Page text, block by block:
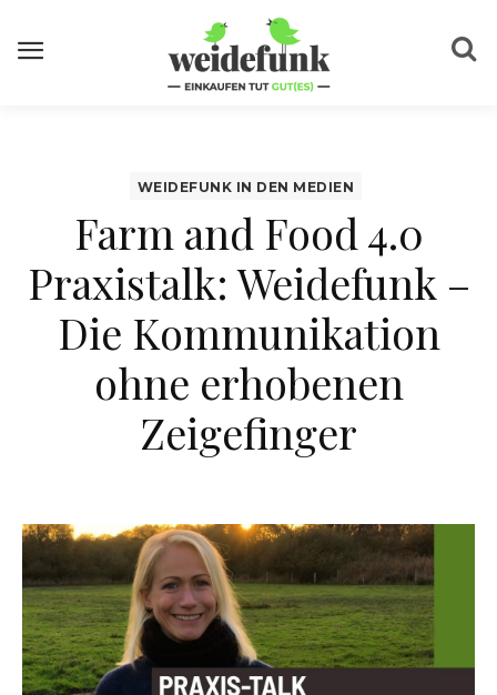
WEIDEFUNK IN DEN MEDIEN
Farm and Food 4.0
Praxistalk: Weidefunk –
Die Kommunikation
ohne erhobenen
Zeigefinger